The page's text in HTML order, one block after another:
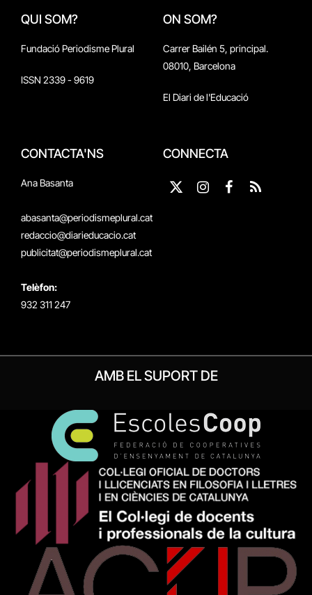
QUI SOM?
Fundació Periodisme Plural
ISSN 2339 - 9619
ON SOM?
Carrer Bailén 5, principal.
08010, Barcelona
El Diari de l'Educació
CONTACTA'NS
Ana Basanta
abasanta@periodismeplural.cat
redaccio@diarieducacio.cat
publicitat@periodismeplural.cat
Telèfon:
932 311 247
CONNECTA
X
Instagram
Facebook
RSS
AMB EL SUPORT DE